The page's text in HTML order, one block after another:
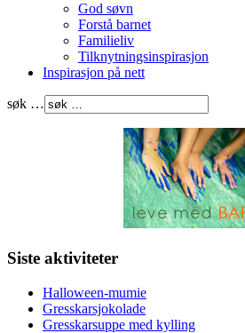
God søvn
Forstå barnet
Familieliv
Tilknytningsinspirasjon
Inspirasjon på nett
søk …
Siste aktiviteter
Halloween-mumie
Gresskarsjokolade
Gresskarsuppe med kylling